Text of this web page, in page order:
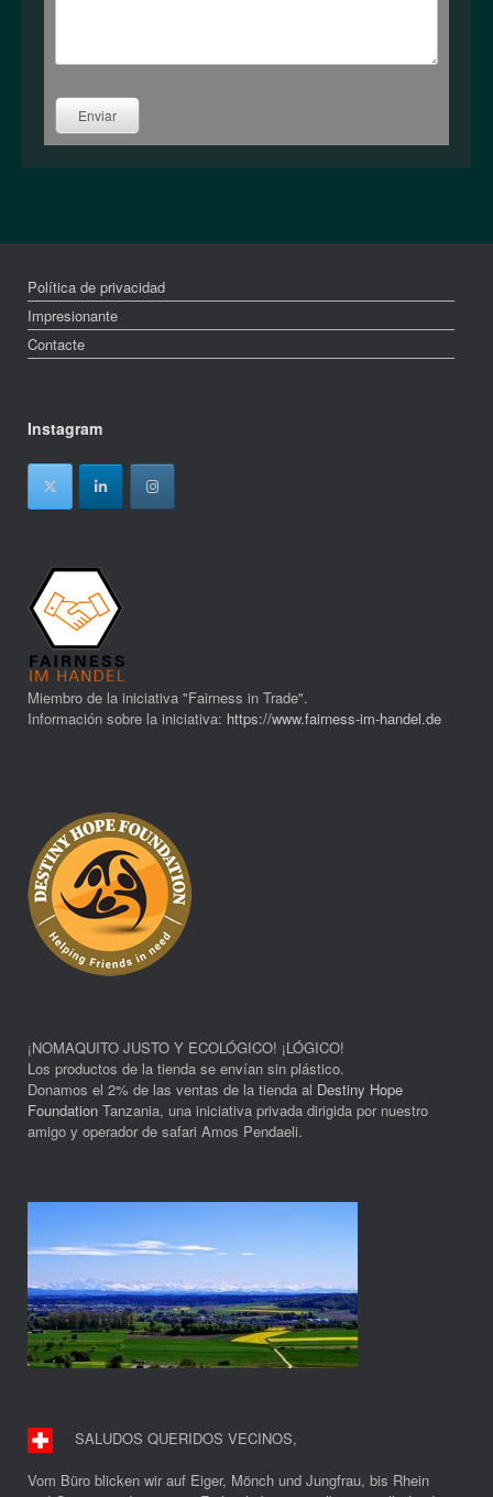
Enviar
Política de privacidad
Impresionante
Contacte
Instagram
Miembro de la iniciativa "Fairness in Trade".
Información sobre la iniciativa: https://www.fairness-im-handel.de
¡NOMAQUITO JUSTO Y ECOLÓGICO! ¡LÓGICO!
Los productos de la tienda se envían sin plástico.
Donamos el 2% de las ventas de la tienda al Destiny Hope
Foundation Tanzania, una iniciativa privada dirigida por nuestro
amigo y operador de safari Amos Pendaeli.
SALUDOS QUERIDOS VECINOS,
Vom Büro blicken wir auf Eiger, Mönch und Jungfrau, bis Rhein